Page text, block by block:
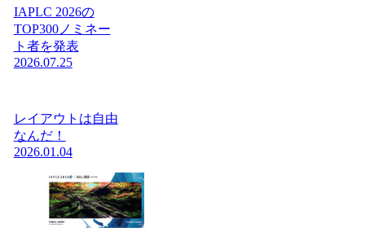
IAPLC 2026の
TOP300ノミネー
ト者を発表
2026.07.25
レイアウトは自由
なんだ！
2026.01.04